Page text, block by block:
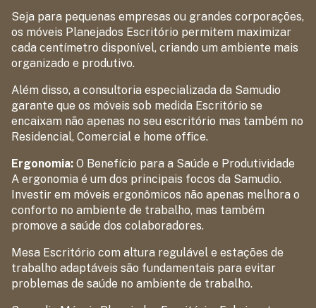
Seja para pequenas empresas ou grandes corporações,
os móveis Planejados Escritório permitem maximizar
cada centímetro disponível, criando um ambiente mais
organizado e produtivo.
Além disso, a consultoria especializada da Samudio
garante que os móveis sob medida Escritório se
encaixam não apenas no seu escritório mas também no
Residencial, Comercial e home office.
Ergonomia: O Benefício para a Saúde e Produtividade
A ergonomia é um dos principais focos da Samudio.
Investir em móveis ergonômicos não apenas melhora o
conforto no ambiente de trabalho, mas também
promove a saúde dos colaboradores.
Mesa Escritório com altura regulável e estações de
trabalho adaptáveis são fundamentais para evitar
problemas de saúde no ambiente de trabalho.